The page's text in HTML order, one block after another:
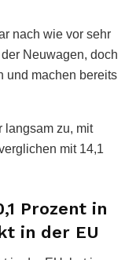
nach wie vor sehr
Neuwagen, doch
und machen bereits
langsam zu, mit
mit 14,1
Prozent in
in der EU